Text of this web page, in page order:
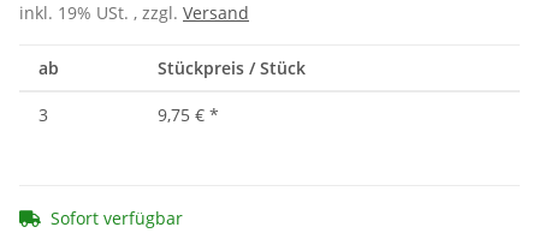
inkl. 19% USt. , zzgl. Versand
ab Stückpreis / Stück
3 9,75 € *
Sofort verfügbar